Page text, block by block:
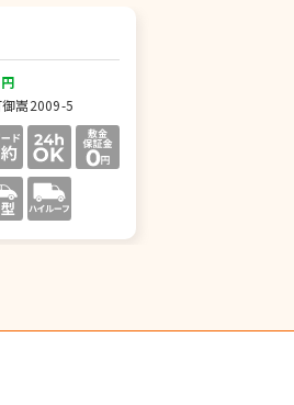
円
嵩2009-5